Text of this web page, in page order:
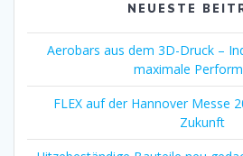
NEUESTE
Aerobars aus dem 3D-Druck –
maximale
FLEX auf der Hannover Messe
Zukunft